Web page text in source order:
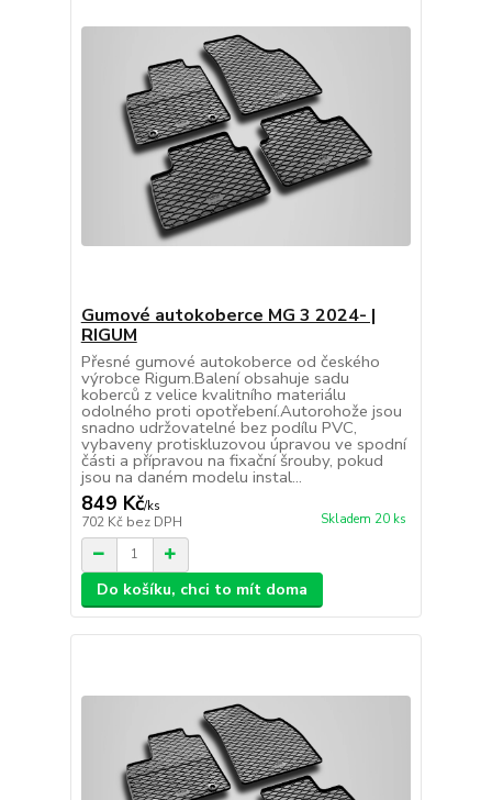
Gumové autokoberce MG 3 2024- |
RIGUM
Přesné gumové autokoberce od českého
výrobce Rigum.Balení obsahuje sadu
koberců z velice kvalitního materiálu
odolného proti opotřebení.Autorohože jsou
snadno udržovatelné bez podílu PVC,
vybaveny protiskluzovou úpravou ve spodní
části a přípravou na fixační šrouby, pokud
jsou na daném modelu instal...
849 Kč/ks
702 Kč bez DPH Skladem 20 ks
Do košíku, chci to mít doma